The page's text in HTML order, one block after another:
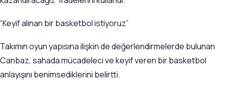
“Keyif alınan bir basketbol istiyoruz”
Takımın oyun yapısına ilişkin de değerlendirmelerde bulunan
Canbaz, sahada mücadeleci ve keyif veren bir basketbol
anlayışını benimsediklerini belirtti.